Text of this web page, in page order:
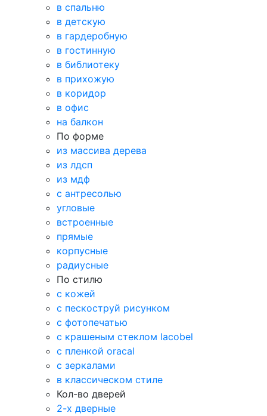
в спальню
в детскую
в гардеробную
в гостинную
в библиотеку
в прихожую
в коридор
в офис
на балкон
По форме
из массива дерева
из лдсп
из мдф
с антресолью
угловые
встроенные
прямые
корпусные
радиусные
По стилю
с кожей
с пескоструй рисунком
с фотопечатью
с крашеным стеклом lacobel
с пленкой oracal
с зеркалами
в классическом стиле
Кол-во дверей
2-х дверные